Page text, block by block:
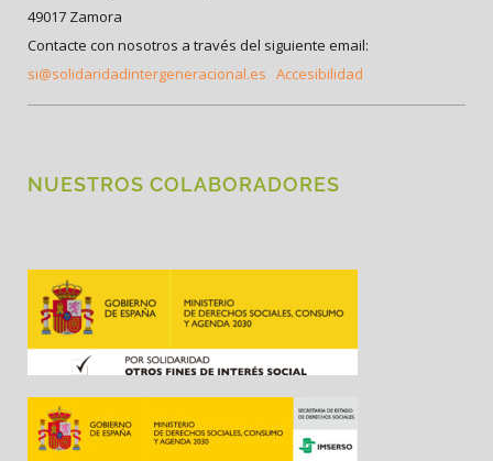
49017 Zamora
Contacte con nosotros a través del siguiente email:
si@solidaridadintergeneracional.es Accesibilidad
NUESTROS COLABORADORES